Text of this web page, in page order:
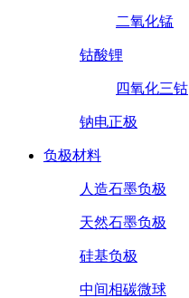
二氧化锰
钴酸锂
四氧化三钴
钠电正极
负极材料
人造石墨负极
天然石墨负极
硅基负极
中间相碳微球